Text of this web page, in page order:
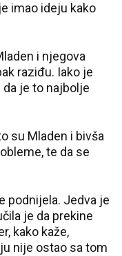
imao ideju kako
i njegova
raziđu. Iako je
da je to najbolje
su Mladen i bivša
te da se
podnijela. Jedva je
je da prekine
kako kaže,
nije ostao sa tom